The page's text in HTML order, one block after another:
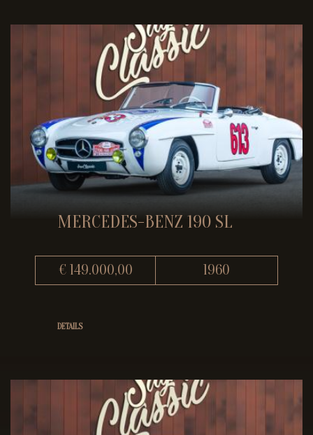
MERCEDES-BENZ 190 SL
€ 149.000,00 1960
DETAILS